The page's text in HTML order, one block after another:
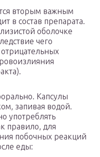
вторым важным
в состав препарата.
оболочке
чего
Капсулы
запивая водой.
употреблять
правило, для
побочных реакций
еды: